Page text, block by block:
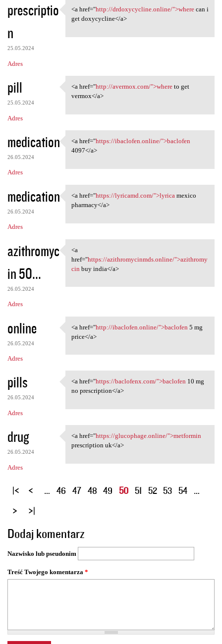
prescriptio
n
25.05.2024
Adres
<a href="http://drdoxycycline
<a href="http://drdoxycycline.online/">wherecan i
get doxycycline</a>
pill
25.05.2024
Adres
<a href="http://avermox.com/"
<a href="http://avermox.com/">whereto get
vermox</a>
medication
26.05.2024
Adres
<a href="https://ibaclofen
<a href="https://ibaclofen.online/">baclofen
4097</a>
medication
26.05.2024
Adres
<a href="https://lyricamd.com
<a href="https://lyricamd.com/">lyrica mexico
pharmacy</a>
azithromyc
in 50...
26.05.2024
Adres
<a href="https:/
<a
href="https://azithromycinmds.online/">azithromy
cin buy india</a>
online
26.05.2024
Adres
<a href="http://ibaclofen
<a href="http://ibaclofen.online/">baclofen 5 mg
price</a>
pills
26.05.2024
Adres
<a href="https://baclofenx
<a href="https://baclofenx.com/">baclofen 10 mg
no prescription</a>
drug
26.05.2024
Adres
<a href="https://glucophage
<a href="https://glucophage.online/">metformin
prescription uk</a>
S
o
n
y
… 46 47 48 49 50 51 52 53 54 …
Dodaj komentarz
Nazwisko lub pseudonim
Treść Twojego komentarza *